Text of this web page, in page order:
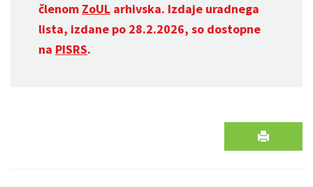
členom ZoUL arhivska. Izdaje uradnega
lista, izdane po 28.2.2026, so dostopne
na PISRS.